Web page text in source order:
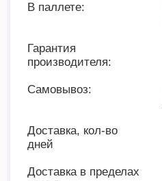
В паллете:
Гарантия
производителя:
Самовывоз:
Доставка, кол-во
дней
Доставка в пределах